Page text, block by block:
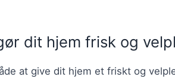
dit hjem frisk og
at give dit hjem et friskt og